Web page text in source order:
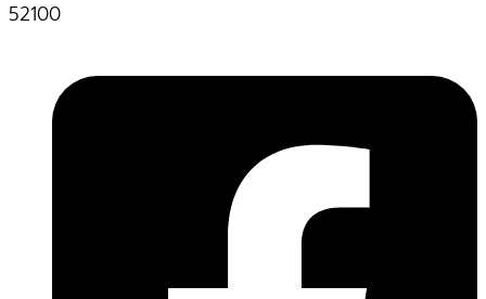
52100